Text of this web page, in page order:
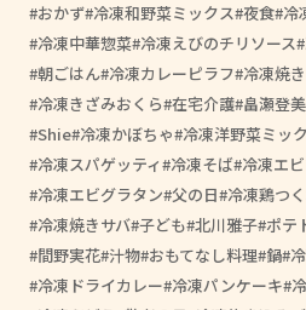
おかず 冷凍和野菜ミックス 夜食 冷
冷凍中華惣菜 冷凍えびのチリソース
朝ごはん 冷凍カレーピラフ 冷凍焼
冷凍きざみおくら 在宅介護 畠瀬登
Shie 冷凍かぼちゃ 冷凍洋野菜ミッ
冷凍スパゲッティ 冷凍そば 冷凍エ
冷凍エビグラタン 父の日 冷凍鶏つ
冷凍焼きサバ 子ども 北川雅子 ポテ
間野実花 汁物 おもてなし料理 鍋
冷凍ドライカレー 冷凍パンケーキ